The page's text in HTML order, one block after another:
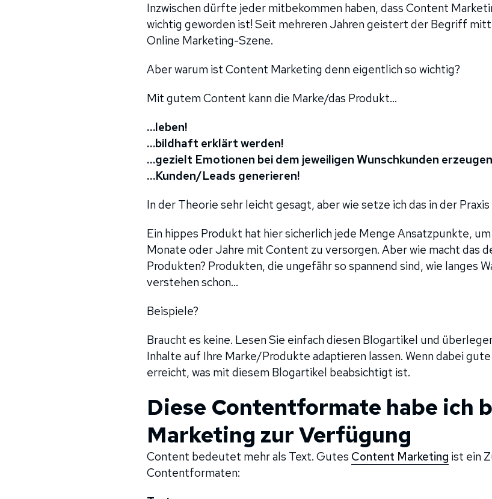
Inzwischen dürfte jeder mitbekommen haben, dass Content
wichtig geworden ist! Seit mehreren Jahren geistert der Begriff
Online Marketing-Szene.
Aber warum ist Content Marketing denn eigentlich so wichtig?
Mit gutem Content kann die Marke/das Produkt…
…leben!
…bildhaft erklärt werden!
…gezielt Emotionen bei dem jeweiligen Wunschkunden
…Kunden/Leads generieren!
In der Theorie sehr leicht gesagt, aber wie setze ich das in der Praxis
Ein hippes Produkt hat hier sicherlich jede Menge Ansatzpunkte,
Monate oder Jahre mit Content zu versorgen. Aber wie macht das
Produkten? Produkten, die ungefähr so spannend sind, wie langes
verstehen schon…
Beispiele?
Braucht es keine. Lesen Sie einfach diesen Blogartikel und
Inhalte auf Ihre Marke/Produkte adaptieren lassen. Wenn dabei
erreicht, was mit diesem Blogartikel beabsichtigt ist.
Diese Contentformate habe ich
Marketing zur Verfügung
Content bedeutet mehr als Text. Gutes Content Marketing ist ein
Contentformaten: